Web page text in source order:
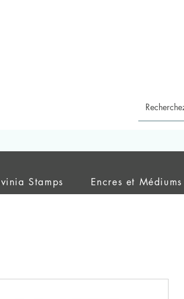
Stamps Encres et Médiums